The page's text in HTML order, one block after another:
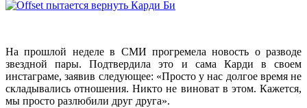
На прошлой неделе в СМИ прогремела новость о разводе
звездной пары. Подтвердила это и сама Карди в своем
инстаграме, заявив следующее: «Просто у нас долгое время не
складывались отношения. Никто не виноват в этом. Кажется,
мы просто разлюбили друг друга».